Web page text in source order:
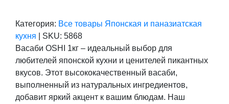
Категория: Все товары Японская и паназиатская
кухня
SKU: 5868
Васаби OSHI 1кг – идеальный выбор для
любителей японской кухни и ценителей пикантных
вкусов. Этот высококачественный васаби,
выполненный из натуральных ингредиентов,
добавит яркий акцент к вашим блюдам. Наш